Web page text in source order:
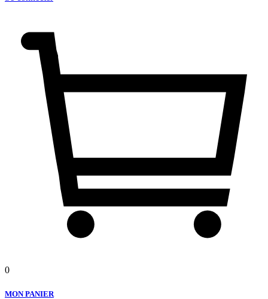
0
MON PANIER